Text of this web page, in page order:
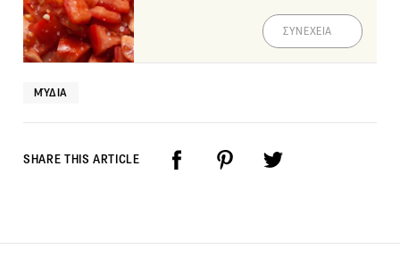
ΣΥΝΕΧΕΙΑ
ΜΎΔΙΑ
SHARE THIS ARTICLE